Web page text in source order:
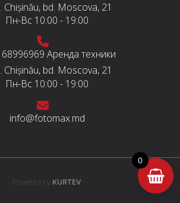
Chișinău, bd. Moscova, 21
Пн-Вс 10:00 - 19:00
Аренда техники
Chișinău, bd. Moscova, 21
Пн-Вс 10:00 - 19:00
info@fotomax.md
Powered by KURTEV
0